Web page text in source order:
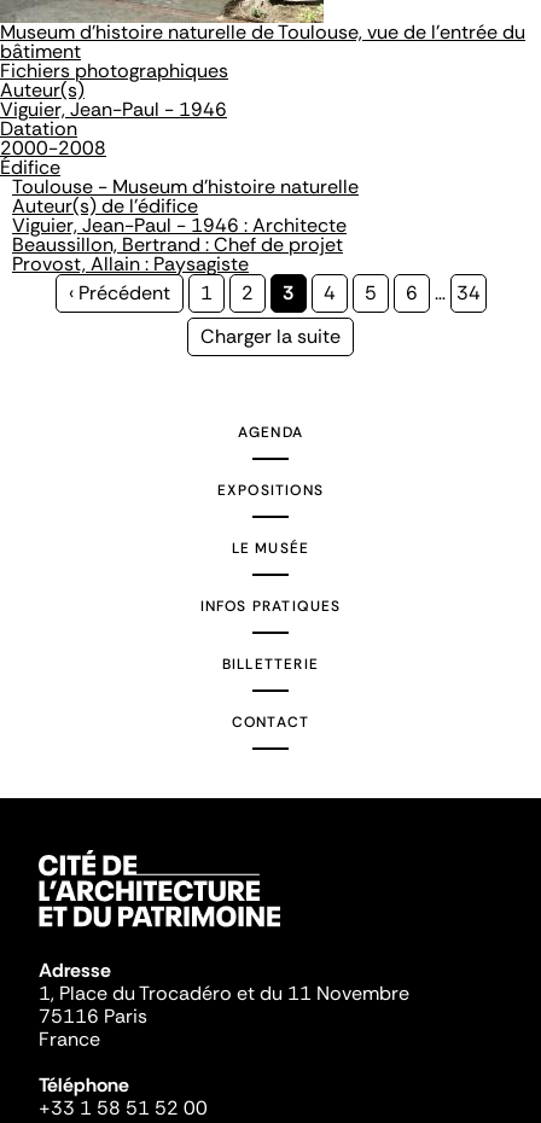
Museum d'histoire naturelle de Toulouse, vue de l'entrée du
bâtiment
Fichiers photographiques
Auteur(s)
Viguier, Jean-Paul - 1946
Datation
2000-2008
Édifice
Toulouse - Museum d'histoire naturelle
Auteur(s) de l'édifice
Viguier, Jean-Paul - 1946 : Architecte
Beaussillon, Bertrand : Chef de projet
Provost, Allain : Paysagiste
Page
‹ Précédent Page
1 Page
2
Page
courante
3 Page
4 Page
5 Page
6 … Page
34
Page
Charger la suite
AGENDA
EXPOSITIONS
LE MUSÉE
INFOS PRATIQUES
BILLETTERIE
CONTACT
Adresse
1, Place du Trocadéro et du 11 Novembre
75116 Paris
France
Téléphone
+33 1 58 51 52 00